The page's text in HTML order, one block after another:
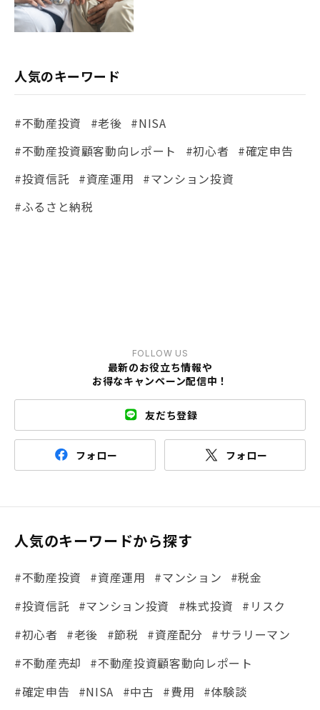
人気のキーワード
#不動産投資 #老後 #NISA
#不動産投資顧客動向レポート
#初心者
#確定申告
#投資信託
#資産運用
#マンション投資
#ふるさと納税
FOLLOW US
最新のお役立ち情報や
お得なキャンペーン配信中！
友だち登録
フォロー フォロー
人気のキーワードから探す
#不動産投資 #資産運用 #マンション
#税金
#投資信託
#マンション投資 #株式投資
#リスク
#初心者
#老後 #節税 #資産配分 #サラリーマン
#不動産売却
#不動産投資顧客動向レポート
#確定申告
#NISA #中古 #費用
#体験談